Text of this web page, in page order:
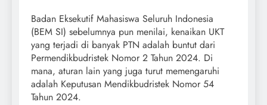
Badan Eksekutif Mahasiswa Seluruh Indonesia
(BEM SI) sebelumnya pun menilai, kenaikan UKT
yang terjadi di banyak PTN adalah buntut dari
Permendikbudristek Nomor 2 Tahun 2024. Di
mana, aturan lain yang juga turut memengaruhi
adalah Keputusan Mendikbudristek Nomor 54
Tahun 2024.